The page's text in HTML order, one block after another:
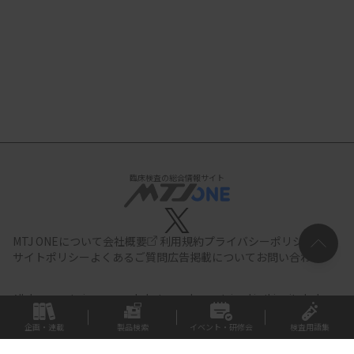
臨床検査の総合情報サイト
MTJ ONEについて会社概要 利用規約プライバシーポリシー
サイトポリシー よくあるご質問広告掲載について お問い合わせ
All documents,images and photographs contained in this site belong
to JIHO,Inc.
Use of these documents, images and photographs is
strictly prohibited.Copyright (C) JIHO,Inc.
企画・連載 製品検索 イベント・研修会 検査用語集